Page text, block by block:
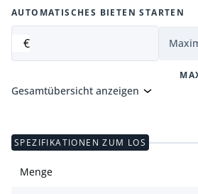
AUTOMATISCHES BIETEN STARTEN
€
Gesamtübersicht anzeigen
SPEZIFIKATIONEN ZUM LOS
Menge